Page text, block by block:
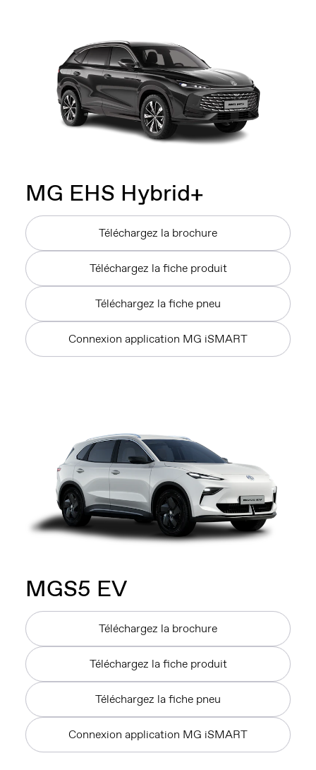
MG EHS Hybrid+
Téléchargez la brochure
Téléchargez la fiche produit
Téléchargez la fiche pneu
Connexion application MG iSMART
MGS5 EV
Téléchargez la brochure
Téléchargez la fiche produit
Téléchargez la fiche pneu
Connexion application MG iSMART